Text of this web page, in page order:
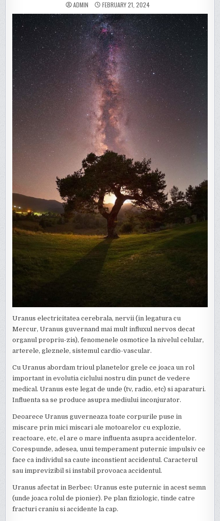
ADMIN FEBRUARY 21, 2024
Uranus electricitatea cerebrala, nervii (in legatura cu
Mercur, Uranus guvernand mai mult influxul nervos decat
organul propriu-zis), fenomenele osmotice la nivelul celular,
arterele, gleznele, sistemul cardio-vascular.
Cu Uranus abordam trioul planetelor grele ce joaca un rol
important in evolutia ciclului nostru din punct de vedere
medical. Uranus este legat de unde (tv, radio, etc) si aparaturi.
Influenta sa se produce asupra mediului inconjurator.
Deoarece Uranus guverneaza toate corpurile puse in
miscare prin mici miscari ale motoarelor cu explozie,
reactoare, etc, el are o mare influenta asupra accidentelor.
Corespunde, adesea, unui temperament puternic impulsiv ce
face ca individul sa caute inconstient accidentul. Caracterul
sau imprevizibil si instabil provoaca accidentul.
Uranus afectat in Berbec: Uranus este puternic in acest semn
(unde joaca rolul de pionier). Pe plan fiziologic, tinde catre
fracturi craniu si accidente la cap.